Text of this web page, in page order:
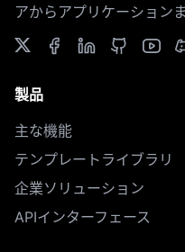
アからアプリケーション
製品
主な機能
テンプレートライブラリ
企業ソリューション
APIインターフェース